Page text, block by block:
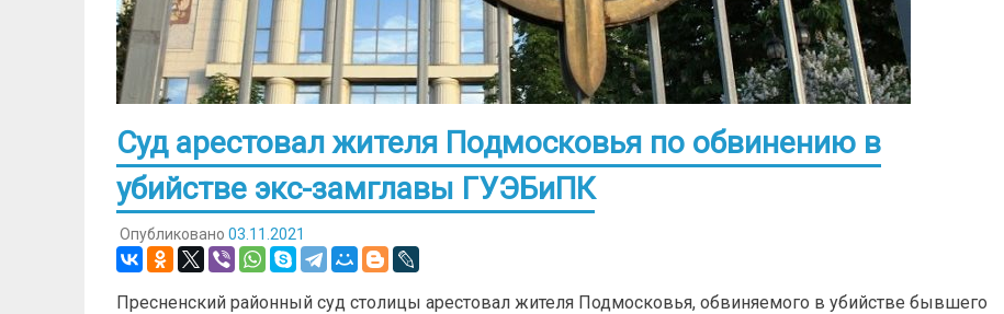
Суд арестовал жителя Подмосковья по обвинению в
убийстве экс-замглавы ГУЭБиПК
Опубликовано 03.11.2021
Пресненский районный суд столицы арестовал жителя Подмосковья, обвиняемого в убийстве бывшего